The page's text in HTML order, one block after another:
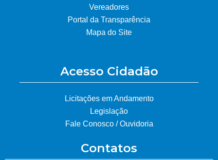
Vereadores
Portal da Transparência
Mapa do Site
Acesso Cidadão
Licitações em Andamento
Legislação
Fale Conosco / Ouvidoria
Contatos